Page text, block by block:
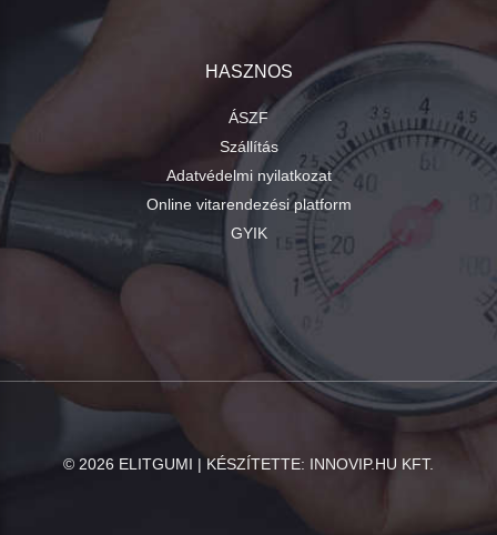
HASZNOS
ÁSZF
Szállítás
Adatvédelmi nyilatkozat
Online vitarendezési platform
GYIK
© 2026 ELITGUMI | KÉSZÍTETTE: INNOVIP.HU KFT.